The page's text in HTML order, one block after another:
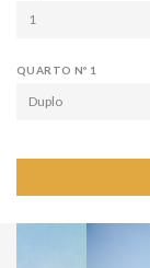
1
QUARTO Nº 1
Duplo